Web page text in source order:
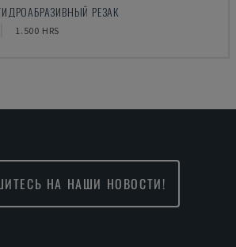
- ГИДРОАБРАЗИВНЫЙ РЕЗАК
1.500 HRS
НА НАШИ НОВОСТИ!